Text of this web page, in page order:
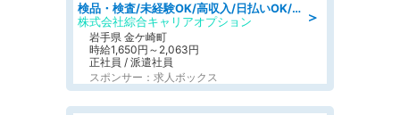
＞
検品・検査/未経験OK/高収入/日払いOK/交替制/20・30・40代活躍中
株式会社綜合キャリアオプション
岩手県 金ケ崎町
時給1,650円～2,063円
正社員 / 派遣社員
スポンサー：求人ボックス